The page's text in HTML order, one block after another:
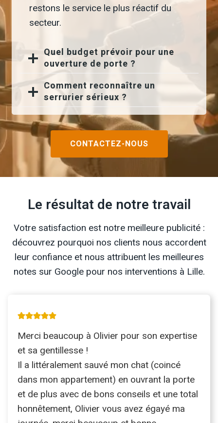
restons le service le plus réactif du
secteur.
Quel budget prévoir pour une
ouverture de porte ?
Comment reconnaître un
serrurier sérieux ?
CONTACTEZ-NOUS
Le résultat de notre travail
Votre satisfaction est notre meilleure publicité :
découvrez pourquoi nos clients nous accordent
leur confiance et nous attribuent les meilleures
notes sur Google pour nos interventions à Lille.
Merci beaucoup à Olivier pour son expertise
et sa gentillesse !
Il a littéralement sauvé mon chat (coincé
dans mon appartement) en ouvrant la porte
et de plus avec de bons conseils et une total
honnêtement, Olivier vous avez égayé ma